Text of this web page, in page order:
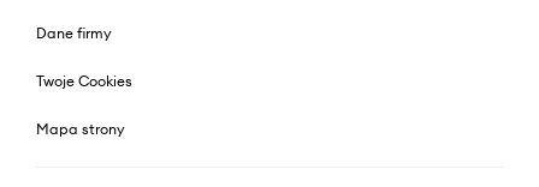
Dane firmy
Twoje Cookies
Mapa strony